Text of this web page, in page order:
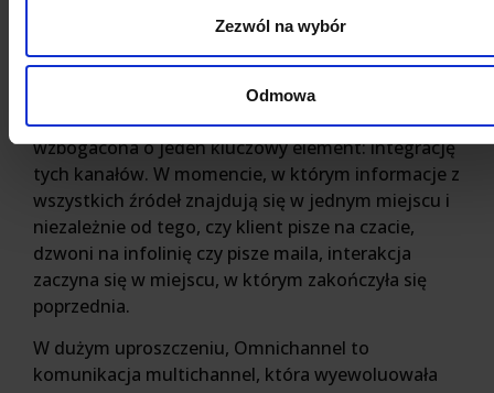
Zezwól na wybór
Odmowa
muszą oni kilka razy opisywać problem, za każdym
razem, gdy kontaktują się działem obsługi.
Z kolei Omnichannel, jak nietrudno się domyślić, to
także szeroka gama kanałów dotarcia, ale
wzbogacona o jeden kluczowy element: integrację
tych kanałów. W momencie, w którym informacje z
wszystkich źródeł znajdują się w jednym miejscu i
niezależnie od tego, czy klient pisze na czacie,
dzwoni na infolinię czy pisze maila, interakcja
zaczyna się w miejscu, w którym zakończyła się
poprzednia.
W dużym uproszczeniu, Omnichannel to
komunikacja multichannel, która wyewoluowała